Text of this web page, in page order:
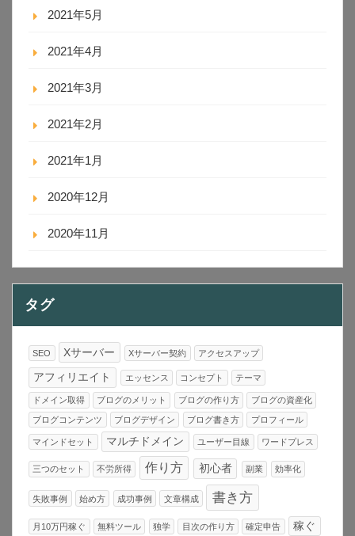
2021年5月
2021年4月
2021年3月
2021年2月
2021年1月
2020年12月
2020年11月
タグ
SEO Xサーバー Xサーバー契約 アクセスアップ
アフィリエイト エッセンス コンセプト テーマ
ドメイン取得 ブログのメリット ブログの作り方 ブログの資産化
ブログコンテンツ ブログデザイン ブログ書き方 プロフィール
マインドセット マルチドメイン ユーザー目線 ワードプレス
三つのセット 不労所得 作り方 初心者 副業 効率化
失敗事例 始め方 成功事例 文章構成 書き方
月10万円稼ぐ 無料ツール 独学 目次の作り方 確定申告 稼ぐ